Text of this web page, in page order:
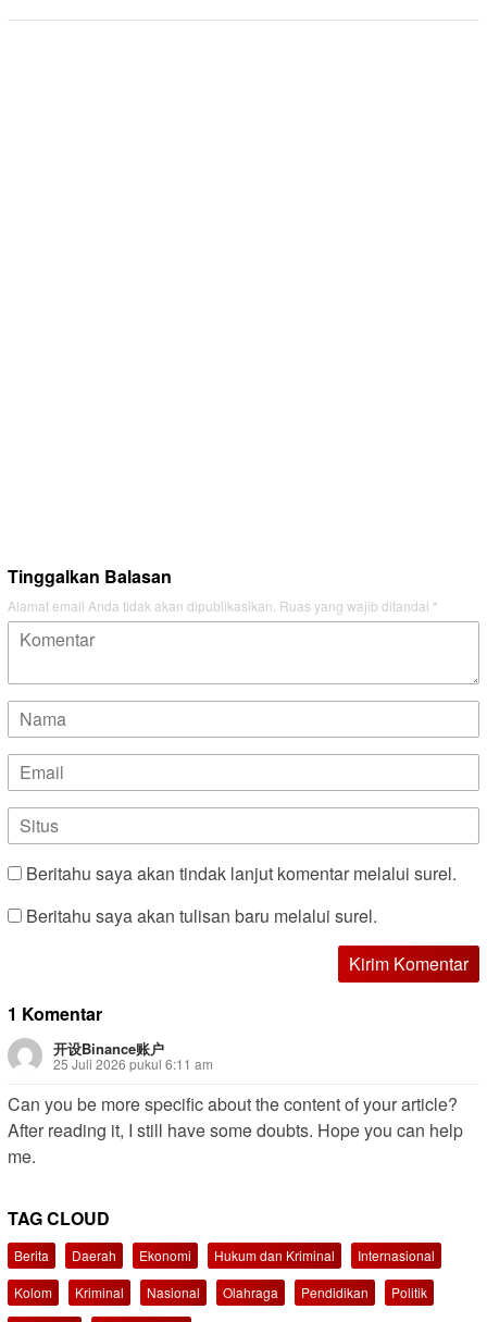
Tinggalkan Balasan
Alamat email Anda tidak akan dipublikasikan. Ruas yang wajib ditandai *
Beritahu saya akan tindak lanjut komentar melalui surel.
Beritahu saya akan tulisan baru melalui surel.
1 Komentar
开设Binance账户
25 Juli 2026 pukul 6:11 am
Can you be more specific about the content of your article?
After reading it, I still have some doubts. Hope you can help
me.
TAG CLOUD
Berita Daerah Ekonomi Hukum dan Kriminal
Internasional
Kolom
Kriminal Nasional Olahraga Pendidikan
Politik